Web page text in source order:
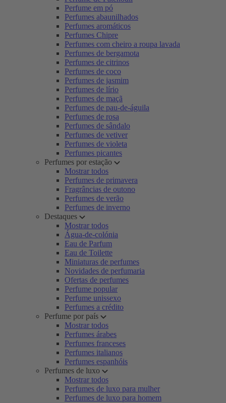
Perfume em pó
Perfumes abaunilhados
Perfumes aromáticos
Perfumes Chipre
Perfumes com cheiro a roupa lavada
Perfumes de bergamota
Perfumes de citrinos
Perfumes de coco
Perfumes de jasmim
Perfumes de lírio
Perfumes de maçã
Perfumes de pau-de-águila
Perfumes de rosa
Perfumes de sândalo
Perfumes de vetiver
Perfumes de violeta
Perfumes picantes
Perfumes por estação
Mostrar todos
Perfumes de primavera
Fragrâncias de outono
Perfumes de verão
Perfumes de inverno
Destaques
Mostrar todos
Água-de-colónia
Eau de Parfum
Eau de Toilette
Miniaturas de perfumes
Novidades de perfumaria
Ofertas de perfumes
Perfume popular
Perfume unissexo
Perfumes a crédito
Perfume por país
Mostrar todos
Perfumes árabes
Perfumes franceses
Perfumes italianos
Perfumes espanhóis
Perfumes de luxo
Mostrar todos
Perfumes de luxo para mulher
Perfumes de luxo para homem